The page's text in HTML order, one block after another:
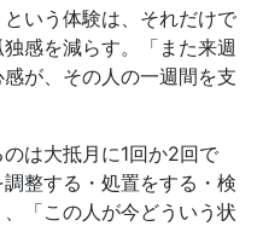
という体験は、それだけで
感を減らす。「また来週
が、その人の一週間を支
は大抵月に1回か2回で
整する・処置をする・検
「この人が今どういう状